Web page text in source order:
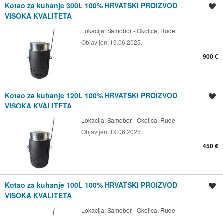
Kotao za kuhanje 300L 100% HRVATSKI PROIZVOD
VISOKA KVALITETA
Lokacija:Samobor - Okolica, Rude
Objavljen: 19.06.2025.
900 €
Kotao za kuhanje 120L 100% HRVATSKI PROIZVOD
VISOKA KVALITETA
Lokacija:Samobor - Okolica, Rude
Objavljen: 19.06.2025.
450 €
Kotao za kuhanje 100L 100% HRVATSKI PROIZVOD
VISOKA KVALITETA
Lokacija:Samobor - Okolica, Rude